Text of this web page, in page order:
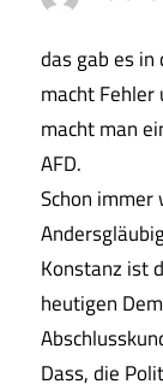
das gab es
macht Fehler
macht man
AFD.
Schon immer
Konstanz ist
heutigen
Dass, die